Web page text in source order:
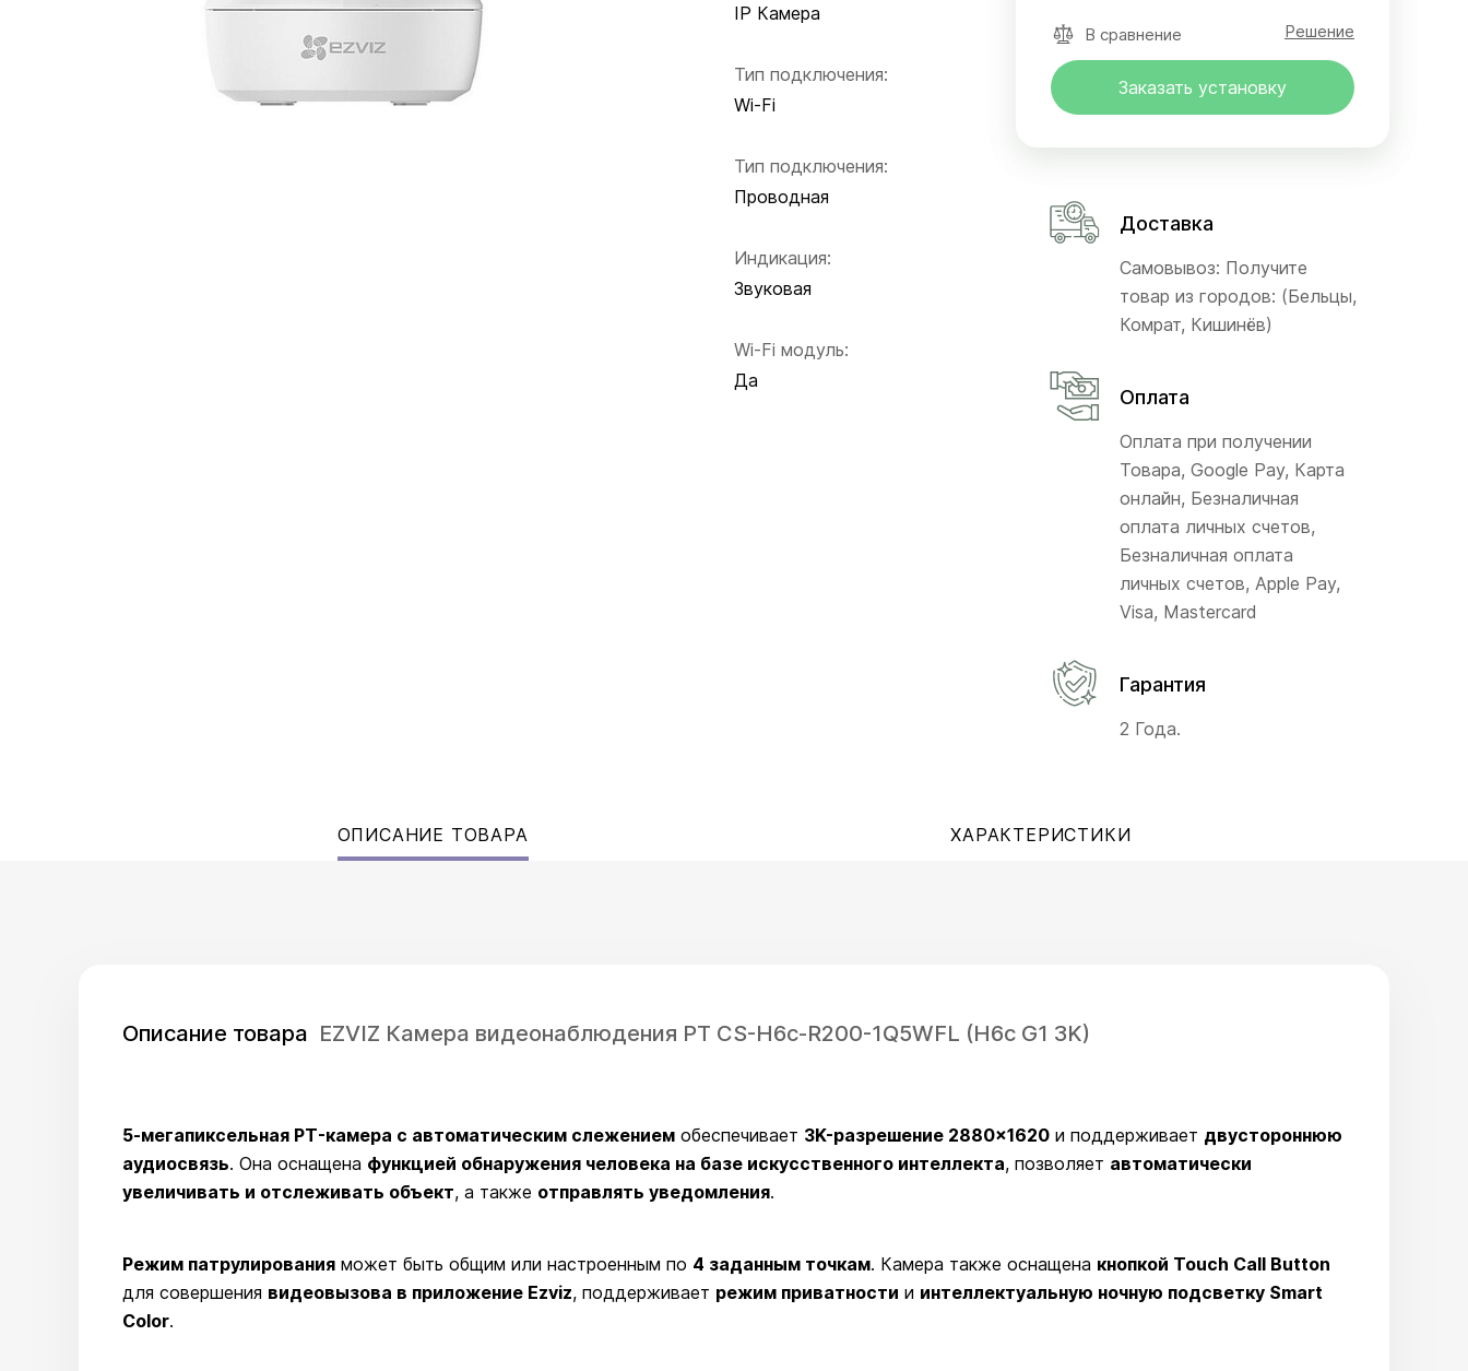
IP Камера
Тип подключения:
Wi-Fi
Тип подключения:
Проводная
Индикация:
Звуковая
Wi-Fi модуль:
Да
В сравнение Решение
Заказать установку
Доставка
Самовывоз: Получите
товар из городов: (Бельцы,
Комрат, Кишинёв)
Оплата
Оплата при получении
Товара, Google Pay, Карта
онлайн, Безналичная
оплата личных счетов,
Безналичная оплата
личных счетов, Apple Pay,
Visa, Mastercard
Гарантия
2 Года.
ОПИСАНИЕ ТОВАРА ХАРАКТЕРИСТИКИ
Описание товара EZVIZ Камера видеонаблюдения PT CS-H6c-R200-1Q5WFL (H6c G1 3K)
5-мегапиксельная PT-камера с автоматическим слежением обеспечивает 3K-разрешение 2880×1620 и поддерживает двустороннюю
аудиосвязь. Она оснащена функцией обнаружения человека на базе искусственного интеллекта, позволяет автоматически
увеличивать и отслеживать объект, а также отправлять уведомления.
Режим патрулирования может быть общим или настроенным по 4 заданным точкам. Камера также оснащена кнопкой Touch Call Button
для совершения видеовызова в приложение Ezviz, поддерживает режим приватности и интеллектуальную ночную подсветку Smart
Color.